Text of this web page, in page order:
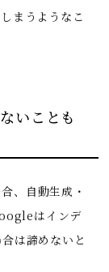
まうようなこ
いことも
、自動生成・
はインデ
は諦めないと